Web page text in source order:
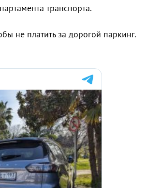
транспорта.
не платить за дорогой паркинг.